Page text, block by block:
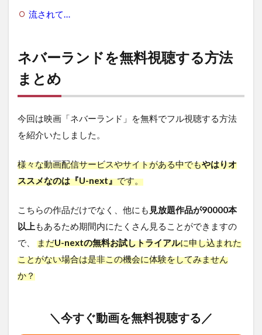
流されて…
ネバーランドを無料視聴する方法
まとめ
今回は映画「ネバーランド」を無料でフル視聴する方法
を紹介いたしました。
様々な動画配信サービスやサイトがある中でもやはりオ
ススメなのは『U-next』です。
こちらの作品だけでなく、他にも 見放題作品が90000本
以上もあるため期間内にたくさん見ることができますの
で、 まだU-nextの無料お試しトライアルに申し込まれた
ことがない場合は是非この機会に体験をしてみません
か？
＼今すぐ動画を無料視聴する／